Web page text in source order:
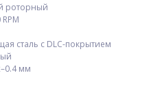
роторный
сталь с DLC-покрытием
мм